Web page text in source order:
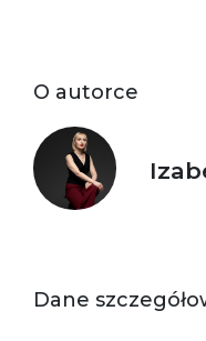
O autorce
Dane